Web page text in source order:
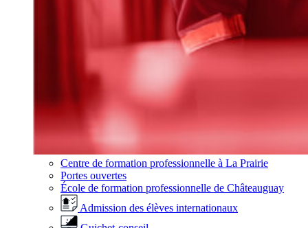
Centre de formation professionnelle à La Prairie
Portes ouvertes
École de formation professionnelle de Châteauguay
Admission des élèves internationaux